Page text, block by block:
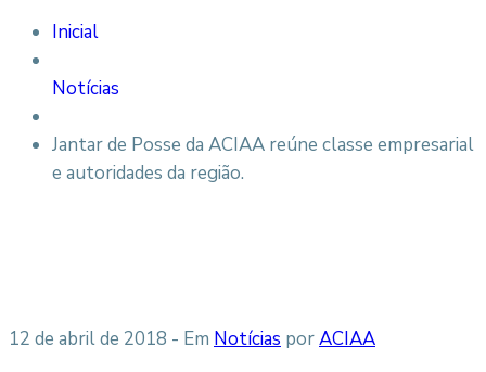
Inicial
Notícias
Jantar de Posse da ACIAA reúne classe empresarial
e autoridades da região.
12 de abril de 2018 - Em Notícias porACIAA